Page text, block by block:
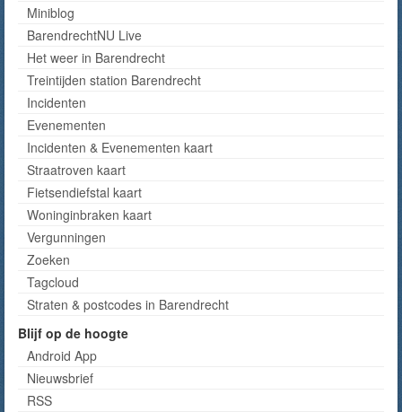
Miniblog
BarendrechtNU Live
Het weer in Barendrecht
Treintijden station Barendrecht
Incidenten
Evenementen
Incidenten & Evenementen kaart
Straatroven kaart
Fietsendiefstal kaart
Woninginbraken kaart
Vergunningen
Zoeken
Tagcloud
Straten & postcodes in Barendrecht
Blijf op de hoogte
Android App
Nieuwsbrief
RSS